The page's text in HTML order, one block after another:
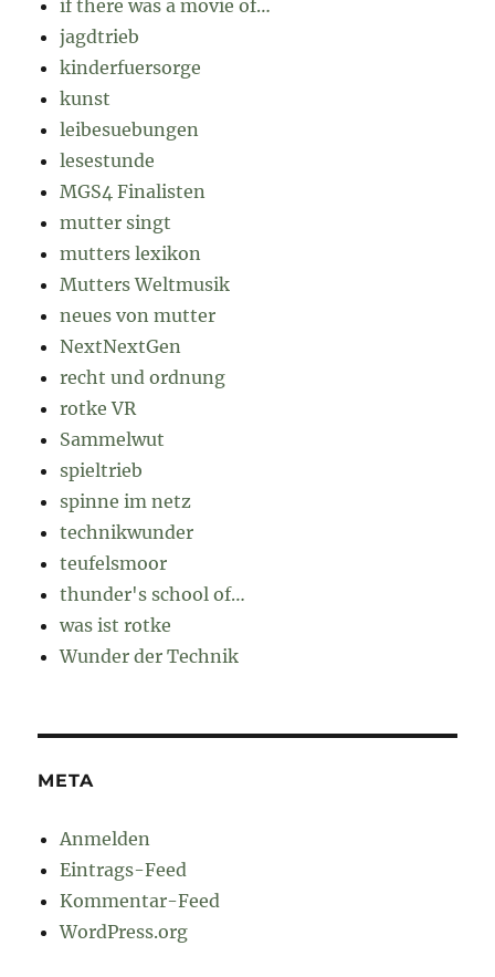
if there was a movie of…
jagdtrieb
kinderfuersorge
kunst
leibesuebungen
lesestunde
MGS4 Finalisten
mutter singt
mutters lexikon
Mutters Weltmusik
neues von mutter
NextNextGen
recht und ordnung
rotke VR
Sammelwut
spieltrieb
spinne im netz
technikwunder
teufelsmoor
thunder's school of…
was ist rotke
Wunder der Technik
META
Anmelden
Eintrags-Feed
Kommentar-Feed
WordPress.org